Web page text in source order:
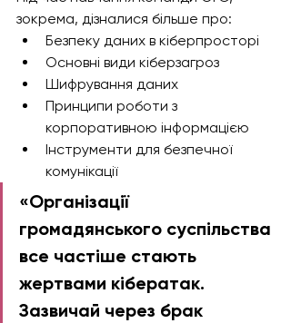
зокрема, дізналися більше про:
Безпеку даних в кіберпросторі
Основні види кіберзагроз
Шифрування даних
Принципи роботи з
корпоративною інформацією
Інструменти для безпечної
комунікації
«Організації
громадянського суспільства
все частіше стають
жертвами кібератак.
Зазвичай через брак